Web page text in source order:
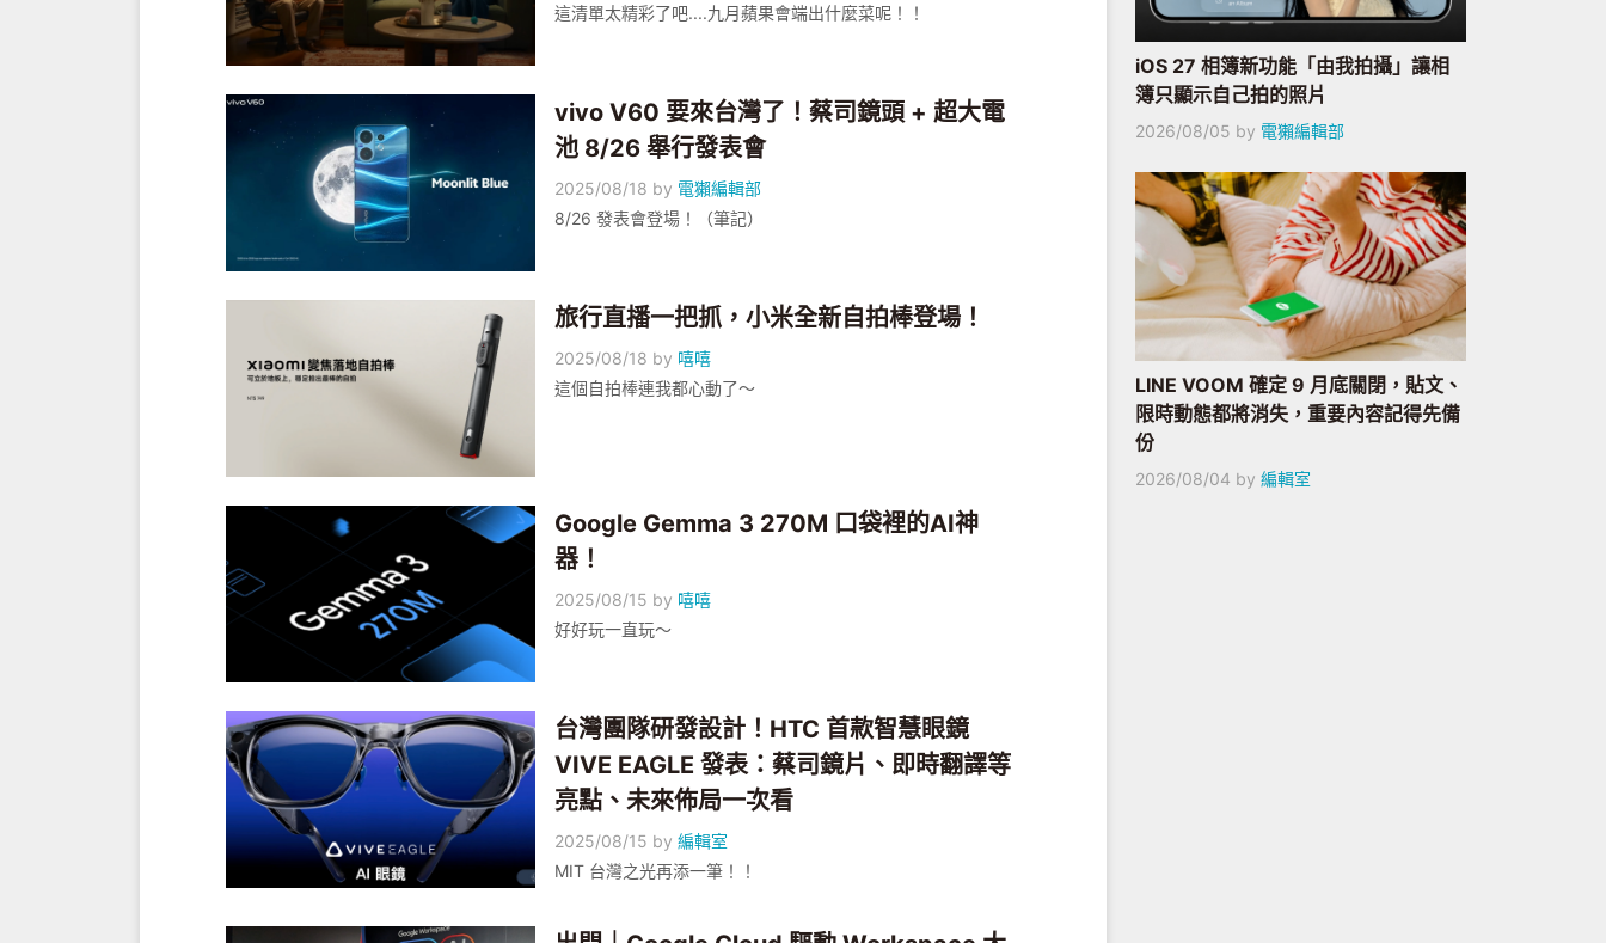
這清單太精彩了吧....九月蘋果會端出什麼菜呢！！
vivo V60 要來台灣了！蔡司鏡頭 + 超大電
池 8/26 舉行發表會
2025/08/18 by 電獺編輯部
8/26 發表會登場！（筆記）
旅行直播一把抓，小米全新自拍棒登場！
2025/08/18 by 嘻嘻
這個自拍棒連我都心動了～
Google Gemma 3 270M 口袋裡的AI神
器！
2025/08/15 by 嘻嘻
好好玩一直玩～
台灣團隊研發設計！HTC 首款智慧眼鏡
VIVE EAGLE 發表：蔡司鏡片、即時翻譯等
亮點、未來佈局一次看
2025/08/15 by編輯室
MIT 台灣之光再添一筆！！
iOS 27 相簿新功能「由我拍攝」讓相
簿只顯示自己拍的照片
2026/08/05 by 電獺編輯部
LINE VOOM 確定 9 月底關閉，貼文、
限時動態都將消失，重要內容記得先備
份
2026/08/04 by 編輯室